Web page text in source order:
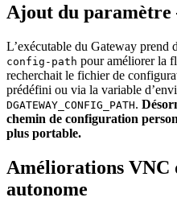
Ajout du paramètre
L’exécutable du Gateway prend
config-path pour améliorer la
recherchait le fichier de
prédéfini ou via la variable
DGATEWAY_CONFIG_PATH.
chemin de configuration
plus portable.
Améliorations VNC
autonome